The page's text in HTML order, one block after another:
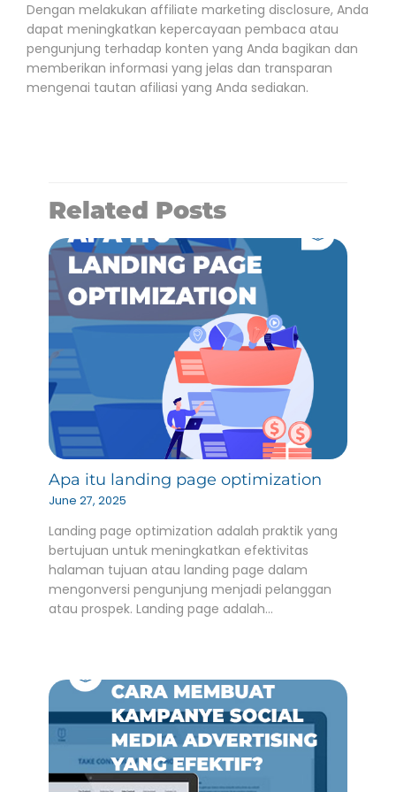
Dengan melakukan affiliate marketing disclosure, Anda
dapat meningkatkan kepercayaan pembaca atau
pengunjung terhadap konten yang Anda bagikan dan
memberikan informasi yang jelas dan transparan
mengenai tautan afiliasi yang Anda sediakan.
Related Posts
Apa itu landing page optimization
June 27, 2025
Landing page optimization adalah praktik yang
bertujuan untuk meningkatkan efektivitas
halaman tujuan atau landing page dalam
mengonversi pengunjung menjadi pelanggan
atau prospek. Landing page adalah…